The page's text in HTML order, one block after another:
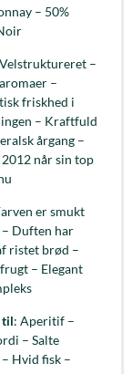
– 50%
–
–
friskhed i
– Kraftfuld
årgang –
2012 når sin top
er smukt
– Duften har
ristet brød –
– Elegant
til: Aperitif –
– Salte
– Hvid fisk –